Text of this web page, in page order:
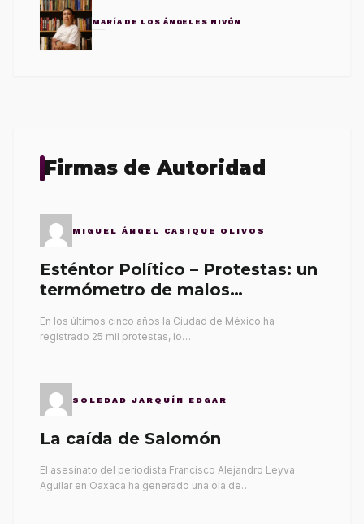
MARÍA DE LOS ÁNGELES NIVÓN
Firmas de Autoridad
MIGUEL ÁNGEL CASIQUE OLIVOS
Esténtor Político – Protestas: un
termómetro de malos
En los últimos cinco años la Ciudad de México ha
registrado 25 mil protestas, lo…
SOLEDAD JARQUÍN EDGAR
La caída de Salomón
El asesinato del periodista Francisco Alejandro Leyva
Aguilar en Oaxaca ha generado una ola de…